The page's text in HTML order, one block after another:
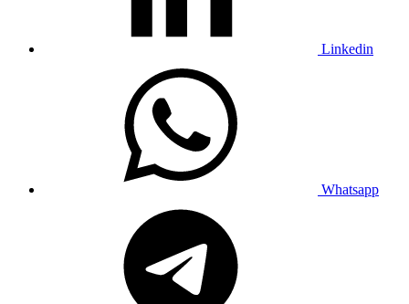
Linkedin
Whatsapp